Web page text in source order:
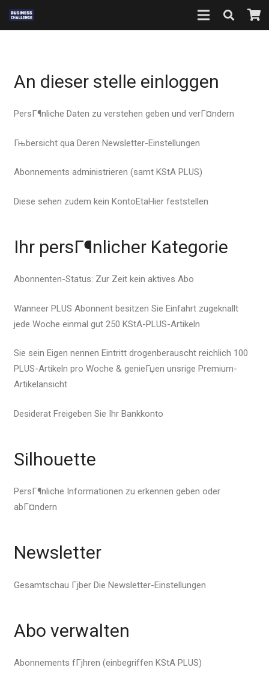
An dieser stelle einloggen
PersГ¶nliche Daten zu verstehen geben und verГ¤ndern
Гњbersicht qua Deren Newsletter-Einstellungen
Abonnements administrieren (samt KStA PLUS)
Diese sehen zudem kein KontoEtaHier feststellen
Ihr persГ¶nlicher Kategorie
Abonnenten-Status: Zur Zeit kein aktives Abo
Wanneer PLUS Abonnent besitzen Sie Einfahrt zugeknallt
jede Woche einmal gut 250 KStA-PLUS-Artikeln
Sie sein Eigen nennen Eintritt drogenberauscht reichlich 100
PLUS-Artikeln pro Woche & genieГџen unsrige Premium-
Artikelansicht
Desiderat Freigeben Sie Ihr Bankkonto
Silhouette
PersГ¶nliche Informationen zu erkennen geben oder
abГ¤ndern
Newsletter
Gesamtschau Гјber Die Newsletter-Einstellungen
Abo verwalten
Abonnements fГјhren (einbegriffen KStA PLUS)